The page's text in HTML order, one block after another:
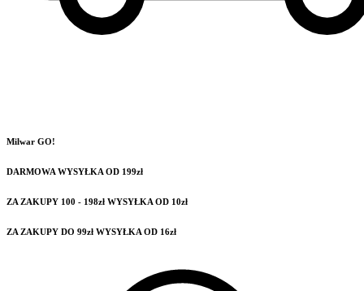
Milwar GO!
DARMOWA WYSYŁKA OD 199zł
ZA ZAKUPY 100 - 198zł WYSYŁKA OD 10zł
ZA ZAKUPY DO 99zł WYSYŁKA OD 16zł